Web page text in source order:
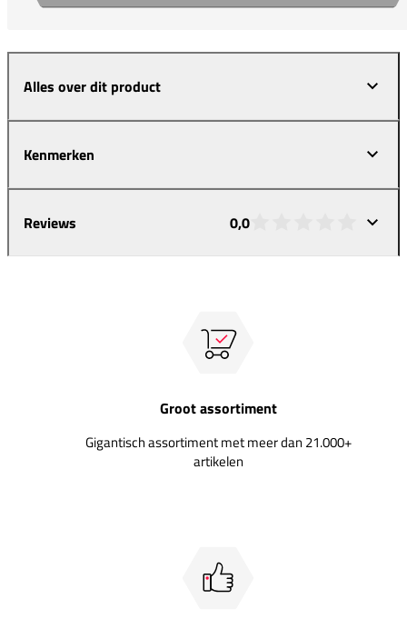
Alles over dit product
Kenmerken
Reviews 0,0
Groot assortiment
Gigantisch assortiment met meer dan 21.000+
artikelen